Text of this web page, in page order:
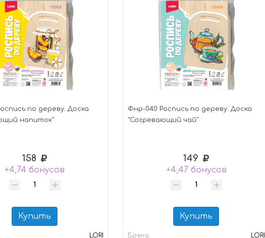
по дереву. Доска
напиток"
158
+4,74 бонусов
Купить
LORI
Фнр-040 Роспись по дереву. Доска
"Согревающий чай"
149
+4,47 бонусов
Купить
Бренд LORI